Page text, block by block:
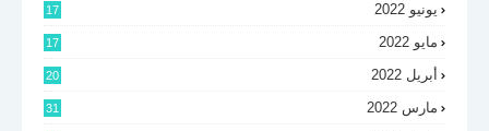
يونيو 2022 17
مايو 2022 17
أبريل 2022 20
مارس 2022 31